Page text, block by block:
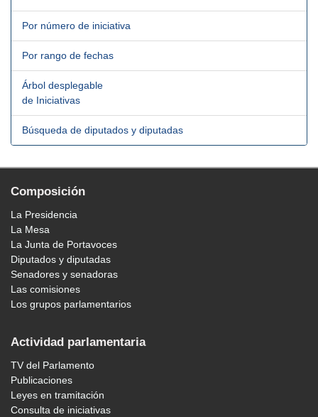
Por número de iniciativa
Por rango de fechas
Árbol desplegable
de Iniciativas
Búsqueda de diputados y diputadas
Composición
La Presidencia
La Mesa
La Junta de Portavoces
Diputados y diputadas
Senadores y senadoras
Las comisiones
Los grupos parlamentarios
Actividad parlamentaria
TV del Parlamento
Publicaciones
Leyes en tramitación
Consulta de iniciativas